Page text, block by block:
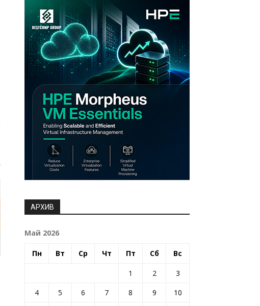
АРХИВ
Май 2026
Пн Вт Ср Чт Пт Сб Вс
1 2
3
4
5 6 7 8 9 10